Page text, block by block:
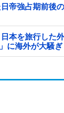
帝強占期前後
本を旅行した
に海外が大騒ぎ